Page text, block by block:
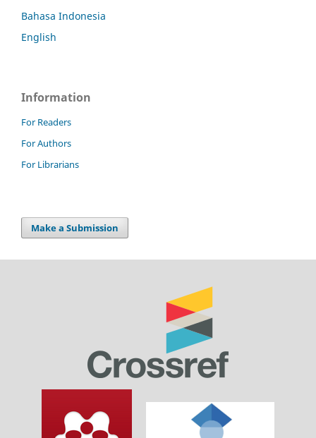
Bahasa Indonesia
English
Information
For Readers
For Authors
For Librarians
Make a Submission